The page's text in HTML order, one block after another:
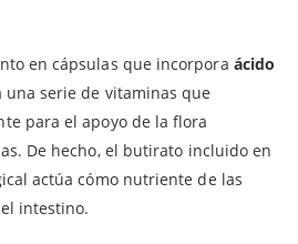
en cápsulas que incorpora ácido
una serie de vitaminas que
para el apoyo de la flora
De hecho, el butirato incluido en
actúa cómo nutriente de las
intestino.